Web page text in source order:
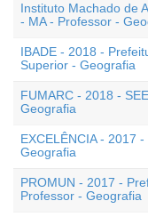
Instituto Machado de
- MA - Professor -
IBADE - 2018 -
Superior - Geografia
FUMARC - 2018 -
Geografia
EXCELÊNCIA - 2017
Geografia
PROMUN - 2017 -
Professor - Geografia